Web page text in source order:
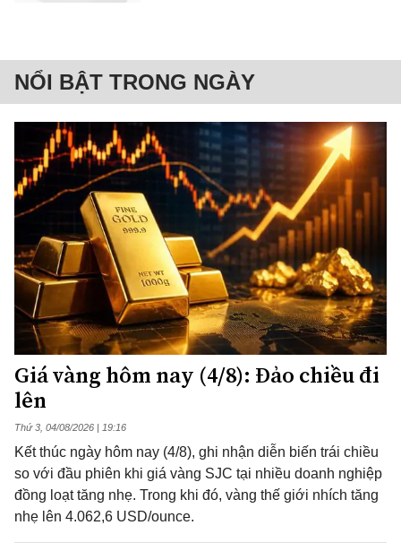
NỔI BẬT TRONG NGÀY
Giá vàng hôm nay (4/8): Đảo chiều đi
lên
Thứ 3, 04/08/2026 | 19:16
Kết thúc ngày hôm nay (4/8), ghi nhận diễn biến trái chiều
so với đầu phiên khi giá vàng SJC tại nhiều doanh nghiệp
đồng loạt tăng nhẹ. Trong khi đó, vàng thế giới nhích tăng
nhẹ lên 4.062,6 USD/ounce.